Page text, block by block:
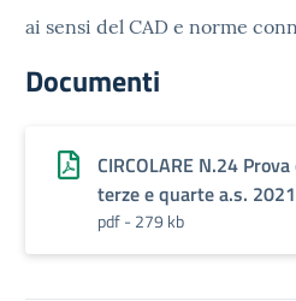
ai sensi del CAD e norme
Documenti
CIRCOLARE N.24
terze e quarte a.s.
pdf - 279 kb